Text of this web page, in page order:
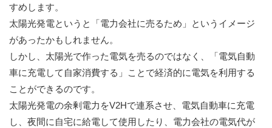
すめします。
太陽光発電というと「電力会社に売るため」というイメージ
があったかもしれません。
しかし、太陽光で作った電気を売るのではなく、「電気自動
車に充電して自家消費する」ことで経済的に電気を利用する
ことができるのです。
太陽光発電の余剰電力をV2Hで連系させ、電気自動車に充電
し、夜間に自宅に給電して使用したり、電力会社の電気代が